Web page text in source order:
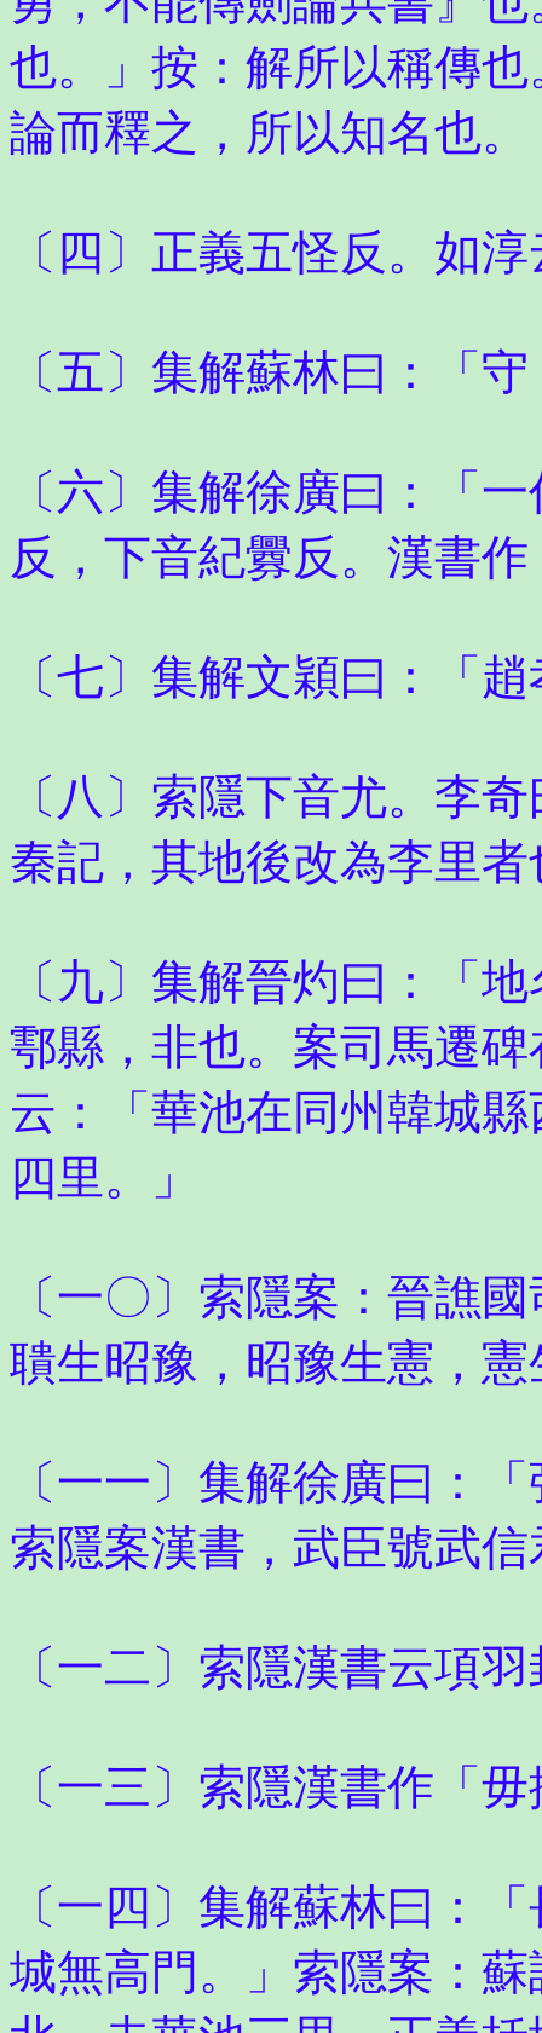
也。」按：解所以稱傳
論而釋之，所以知名也。
〔四〕正義五怪反。如
〔五〕集解蘇林曰：「
〔六〕集解徐廣曰：「
反，下音紀釁反。漢書
〔七〕集解文穎曰：「
〔八〕索隱下音尤。李
秦記，其地後改為李里者
〔九〕集解晉灼曰：「
鄠縣，非也。案司馬遷
云：「華池在同州韓城
四里。」
〔一〇〕索隱案：晉譙
聵生昭豫，昭豫生憲，憲
〔一一〕集解徐廣曰：
索隱案漢書，武臣號武信
〔一二〕索隱漢書云項
〔一三〕索隱漢書作「
〔一四〕集解蘇林曰：
城無高門。」索隱案：